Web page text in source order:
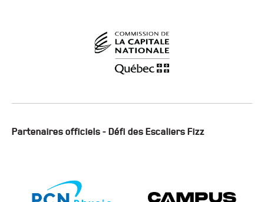
Partenaires officiels - Défi des Escaliers Fizz